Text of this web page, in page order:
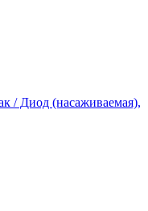
/ Диод (насаживаемая),